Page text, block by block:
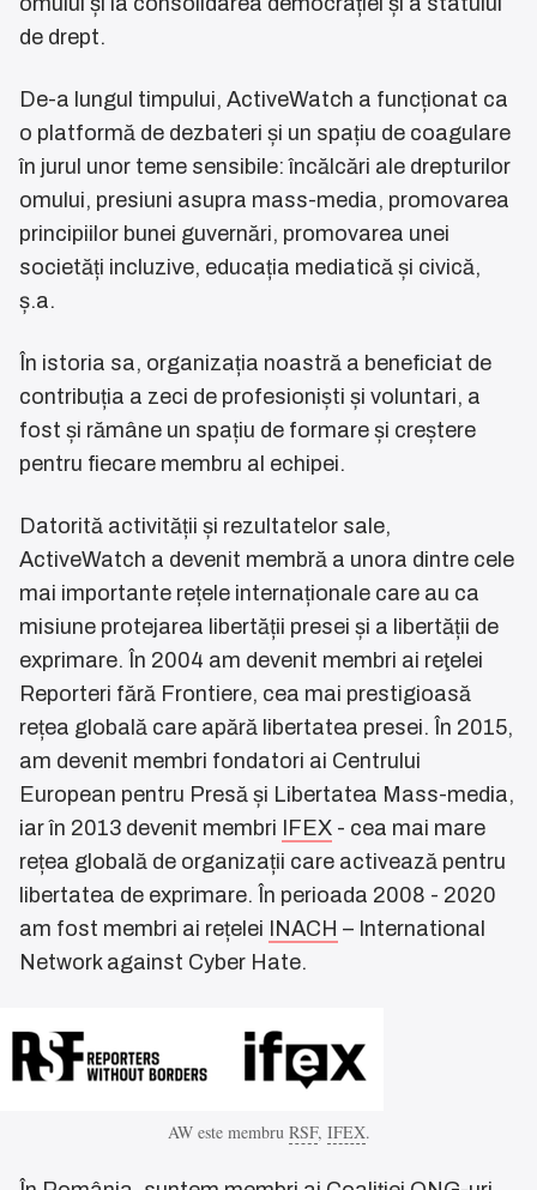
de drept.
De-a lungul timpului, ActiveWatch a funcționat ca
o platformă de dezbateri și un spațiu de coagulare
în jurul unor teme sensibile: încălcări ale drepturilor
omului, presiuni asupra mass-media, promovarea
principiilor bunei guvernări, promovarea unei
societăți incluzive, educația mediatică și civică,
ș.a.
În istoria sa, organizația noastră a beneficiat de
contribuția a zeci de profesioniști și voluntari, a
fost și rămâne un spațiu de formare și creștere
pentru fiecare membru al echipei.
Datorită activității și rezultatelor sale,
ActiveWatch a devenit membră a unora dintre cele
mai importante rețele internaționale care au ca
misiune protejarea libertății presei și a libertății de
exprimare. În 2004 am devenit membri ai reţelei
Reporteri fără Frontiere, cea mai prestigioasă
rețea globală care apără libertatea presei. În 2015,
am devenit membri fondatori ai Centrului
European pentru Presă și Libertatea Mass-media,
iar în 2013 devenit membri
IFEX - cea mai mare
rețea globală de organizații care activează pentru
libertatea de exprimare. În perioada 2008 - 2020
am fost membri ai rețelei
INACH – International
Network against Cyber Hate.
AW este membru RSF, IFEX.